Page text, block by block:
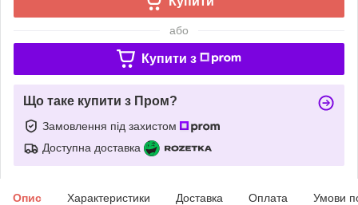
або
Купити з
Що таке купити з Пром?
Замовлення під захистом
Доступна доставка
Опис Характеристики Доставка Оплата Умови